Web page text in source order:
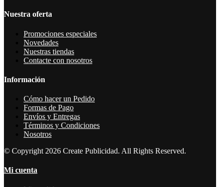
Nuestra oferta
Promociones especiales
Novedades
Nuestras tiendas
Contacte con nosotros
Información
Cómo hacer un Pedido
Formas de Pago
Envíos y Entregas
Términos y Condiciones
Nosotros
© Copyright 2026 Create Publicidad. All Rights Reserved.
Mi cuenta